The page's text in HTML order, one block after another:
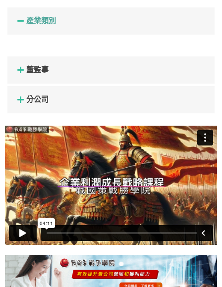
產業類別
董監事
分公司